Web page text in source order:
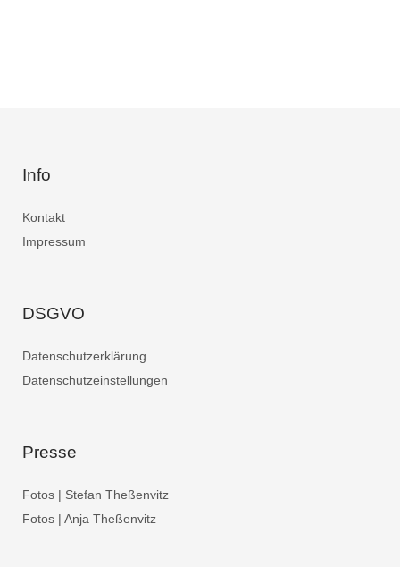
Info
Kontakt
Impressum
DSGVO
Datenschutzerklärung
Datenschutzeinstellungen
Presse
Fotos | Stefan Theßenvitz
Fotos | Anja Theßenvitz